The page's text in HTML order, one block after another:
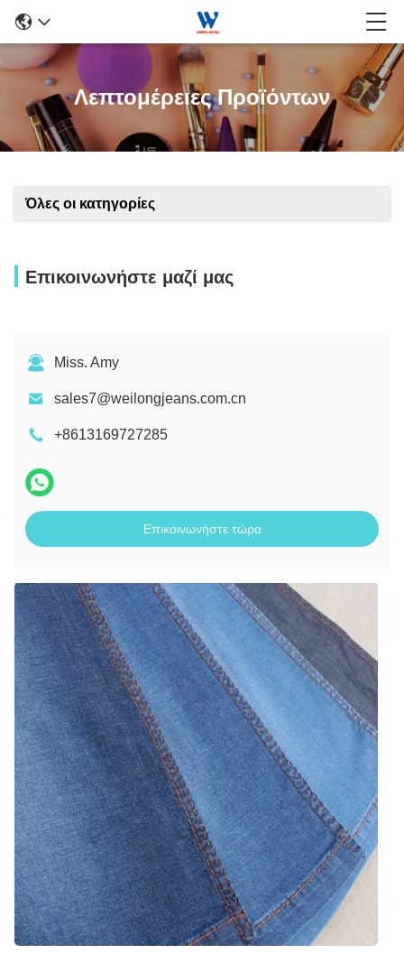
Λεπτομέρειες Προϊόντων
Όλες οι κατηγορίες
Επικοινωνήστε μαζί μας
Miss. Amy
sales7@weilongjeans.com.cn
+8613169727285
Επικοινωνήστε τώρα